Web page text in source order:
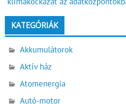
KATEGÓRIÁK
Akkumulátorok
Aktív ház
Atomenergia
Autó-motor